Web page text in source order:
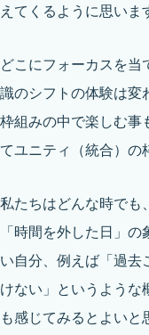
えてくるように思いま
どこにフォーカスを
識のシフトの体験は変
枠組みの中で楽しむ事
てユニティ（統合）の
私たちはどんな時でも
「時間を外した日」
い自分、例えば「過去
けない」というよう
も感じてみるとよい